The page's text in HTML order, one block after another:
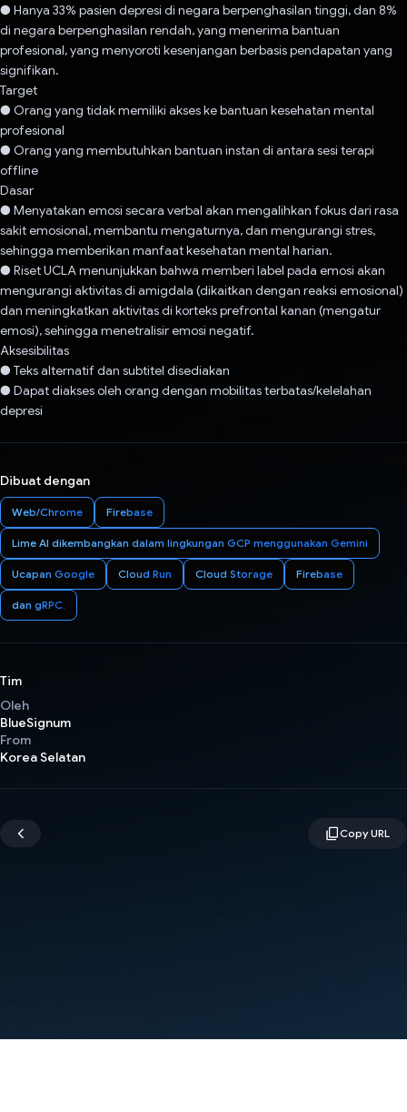
● Hanya 33% pasien depresi di negara berpenghasilan tinggi, dan 8%
di negara berpenghasilan rendah, yang menerima bantuan
profesional, yang menyoroti kesenjangan berbasis pendapatan yang
signifikan.
Target
● Orang yang tidak memiliki akses ke bantuan kesehatan mental
profesional
● Orang yang membutuhkan bantuan instan di antara sesi terapi
offline
Dasar
● Menyatakan emosi secara verbal akan mengalihkan fokus dari rasa
sakit emosional, membantu mengaturnya, dan mengurangi stres,
sehingga memberikan manfaat kesehatan mental harian.
● Riset UCLA menunjukkan bahwa memberi label pada emosi akan
mengurangi aktivitas di amigdala (dikaitkan dengan reaksi emosional)
dan meningkatkan aktivitas di korteks prefrontal kanan (mengatur
emosi), sehingga menetralisir emosi negatif.
Aksesibilitas
● Teks alternatif dan subtitel disediakan
● Dapat diakses oleh orang dengan mobilitas terbatas/kelelahan
depresi
Dibuat dengan
Web/Chrome Firebase
Lime AI dikembangkan dalam lingkungan GCP menggunakan Gemini
Ucapan Google Cloud Run Cloud Storage Firebase
dan gRPC.
Tim
Oleh
BlueSignum
From
Korea Selatan